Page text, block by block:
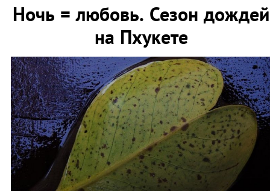
Ночь = любовь. Сезон дождей
на Пхукете